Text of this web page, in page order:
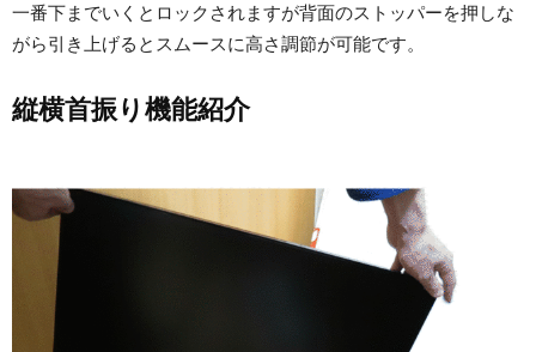
一番下までいくとロックされますが背面のストッパーを押しな
がら引き上げるとスムースに高さ調節が可能です。
縦横首振り機能紹介